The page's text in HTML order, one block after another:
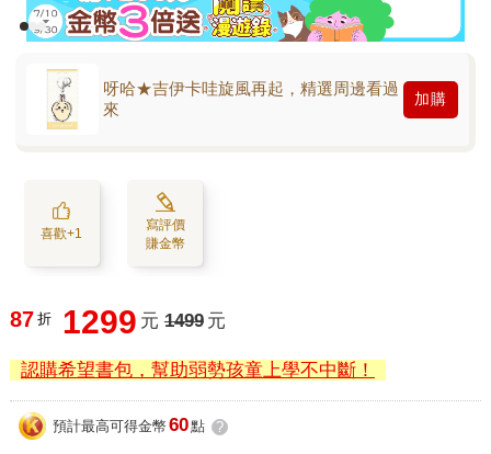
呀哈★吉伊卡哇旋風再起，精選周邊看過
來
加購
喜歡+1
寫評價
賺金幣
87 折 1299 元 1499 元
認購希望書包，幫助弱勢孩童上學不中斷！
預計最高可得金幣 60點 ?